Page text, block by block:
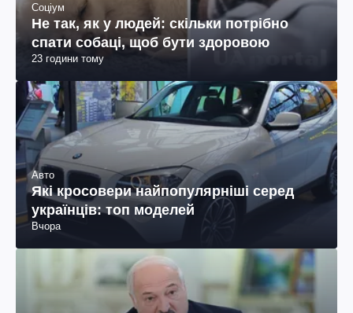
Соціум
Не так, як у людей: скільки потрібно
спати собаці, щоб бути здоровою
23 години тому
Авто
Які кросовери найпопулярніші серед
українців: топ моделей
Вчора